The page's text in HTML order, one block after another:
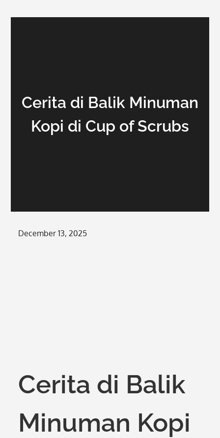
Cerita di Balik Minuman
Kopi di Cup of Scrubs
Posted
December 13, 2025
Cerita di Balik
Minuman Kopi